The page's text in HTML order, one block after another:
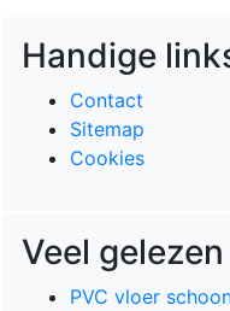
Handige
Contact
Sitemap
Cookies
Veel gelezen
PVC vloer